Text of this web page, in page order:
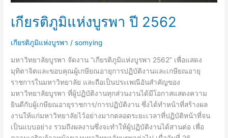
เกียรติภูมิแห่งบูรพา ปี 2562
เกียรติภูมิแห่งบูรพา /somying
มหาวิทยาลัยบูรพา จัดงาน “เกียรติภูมิแห่งบูรพา 2562” เพื่อแสดง
มุทิตาจิตและขอบคุณผู้เกษียณอายุการปฏิบัติงานและเกษียณอายุ
ราชการในมหาวิทยาลัย และถือเป็นประเพณีอันสำคัญของ
มหาวิทยาลัยบูรพา ที่ผู้ปฏิบัติงานทุกส่วนงานได้มีโอกาสแสดงความ
ยินดีกับผู้เกษียณอายุราชการ/การปฏิบัติงาน ซึ่งได้ทำหน้าที่สร้างผล
งานให้แก่มหาวิทยาลัยไว้อย่างมากตลอดระยะเวลาที่ปฏิบัติหน้าที่จน
เป็นแบบอย่าง รวมถึงผลงานซึ่งจะทำให้ผู้ปฏิบัติงานได้สานต่อ เพื่อ